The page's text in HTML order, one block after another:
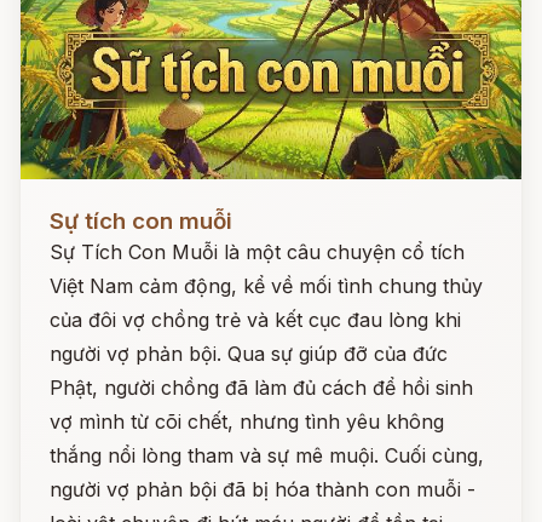
Sự tích con muỗi
Sự Tích Con Muỗi là một câu chuyện cổ tích
Việt Nam cảm động, kể về mối tình chung thủy
của đôi vợ chồng trẻ và kết cục đau lòng khi
người vợ phản bội. Qua sự giúp đỡ của đức
Phật, người chồng đã làm đủ cách để hồi sinh
vợ mình từ cõi chết, nhưng tình yêu không
thắng nổi lòng tham và sự mê muội. Cuối cùng,
người vợ phản bội đã bị hóa thành con muỗi -